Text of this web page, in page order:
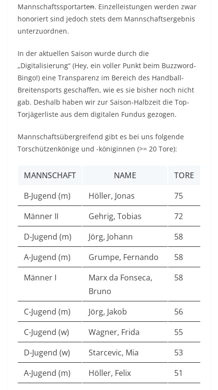
Mannschaftssportarten. Einzelleistungen werden zwar
honoriert sind jedoch stets dem Mannschaftsergebnis
unterzuordnen.
In der aktuellen Saison wurde durch die
„Digitalisierung“ (Hey, ein voller Punkt beim Buzzword-
Bingo!) eine Transparenz im Bereich des Handball-
Breitensports geschaffen, wie es sie bisher noch nicht
gab. Deshalb haben wir zur Saison-Halbzeit die Top-
Torjägerliste aus dem digitalen Fundus gezogen.
Mannschaftsübergreifend gibt es bei uns folgende
Torschützenkönige und -königinnen (>= 20 Tore):
MANNSCHAFT NAME
TORE
B-Jugend (m)
Höller, Jonas
75
Männer II
Gehrig, Tobias
72
D-Jugend (m)
Jörg, Johann
58
A-Jugend (m)
Grumpe, Fernando
58
Männer I
Marx da Fonseca,
Bruno
58
C-Jugend (m) Jörg, Jakob
56
C-Jugend (w)
Wagner, Frida
55
D-Jugend (w)
Starcevic, Mia
53
A-Jugend (m)
Höller, Felix
51